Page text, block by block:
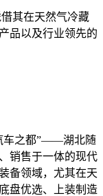
其在天然气冷藏
品以及行业领先的
车之都”——湖北随
销售于一体的现代
备领域，尤其在天
盘优选、上装制造